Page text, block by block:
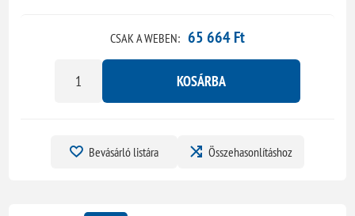
CSAK A WEBEN: 65 664 Ft
KOSÁRBA
Bevásárló listára Összehasonlításhoz